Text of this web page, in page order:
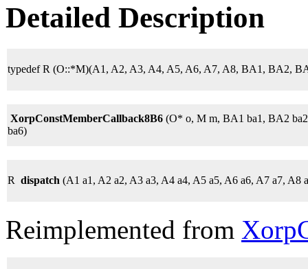
Detailed Description
typedef R (O::*M)(A1, A2, A3, A4, A5, A6, A7, A8, BA1, BA2,
XorpConstMemberCallback8B6 (O* o, M m, BA1 ba1, BA2
ba6)
R dispatch (A1 a1, A2 a2, A3 a3, A4 a4, A5 a5, A6 a6, A7 a7, A8
Reimplemented from